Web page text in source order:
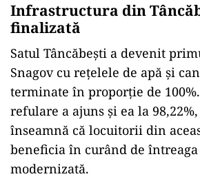
Infrastructura din
finalizată
Satul Tâncăbești a devenit
Snagov cu rețelele de apă și
terminate în proporție de
refulare a ajuns și ea la 98,22%,
înseamnă că locuitorii din
beneficia în curând de
modernizată.